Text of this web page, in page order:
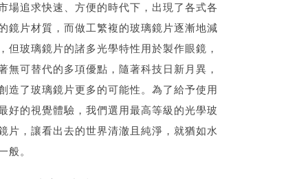
場追求快速、方便的時代下，出現了各式各
鏡片材質，而做工繁複的玻璃鏡片逐漸地減
但玻璃鏡片的諸多光學特性用於製作眼鏡，
無可替代的多項優點，隨著科技日新月異，
造了玻璃鏡片更多的可能性。為了給予使用
好的視覺體驗，我們選用最高等級的光學玻
片，讓看出去的世界清澈且純淨，就猶如水
般。